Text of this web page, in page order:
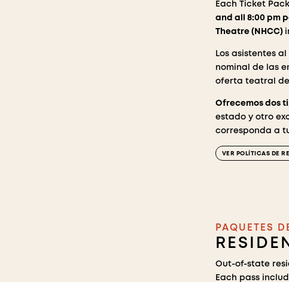
Each Ticket
and all 8:00 pm
Theatre (NHCC)
Los asistentes
nominal de las
oferta teatral
Ofrecemos dos
estado y otro
corresponda a
VER POLÍTICAS DE
PAQUETES
Out-of-state
Each pass